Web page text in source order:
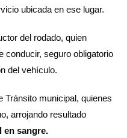
ubicada en ese lugar.
del rodado, quien
conducir, seguro obligatorio
del vehículo.
Tránsito municipal, quienes
arrojando resultado
en sangre.